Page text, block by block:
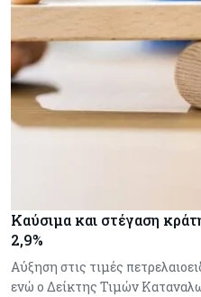
Καύσιμα και στέγαση
2,9%
Αύξηση στις τιμές
ενώ ο Δείκτης Τιμών